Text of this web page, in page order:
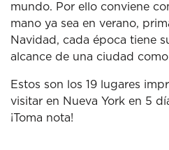
mundo. Por ello conviene
mano ya sea en verano,
Navidad, cada época tiene
alcance de una ciudad
Estos son los 19 lugares
visitar en Nueva York en 5
¡Toma nota!